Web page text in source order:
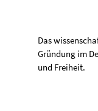
Das
Gründung im
und Freiheit.